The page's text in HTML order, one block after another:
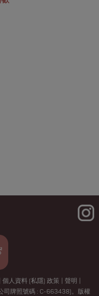
個人資料 (私隱) 政策 聲明
司牌照號碼 : C-663438)。版權